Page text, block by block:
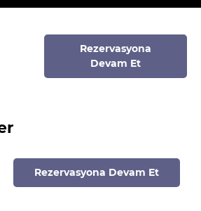
Rezervasyona
Devam Et
Rezervasyona Devam Et